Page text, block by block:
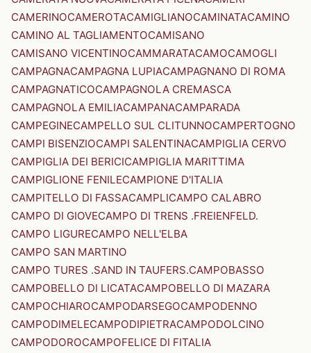
CAMERINOCAMEROTACAMIGLIANOCAMINATACAMINO
CAMINO AL TAGLIAMENTOCAMISANO
CAMISANO VICENTINOCAMMARATACAMOCAMOGLI
CAMPAGNACAMPAGNA LUPIACAMPAGNANO DI ROMA
CAMPAGNATICOCAMPAGNOLA CREMASCA
CAMPAGNOLA EMILIACAMPANACAMPARADA
CAMPEGINECAMPELLO SUL CLITUNNOCAMPERTOGNO
CAMPI BISENZIOCAMPI SALENTINACAMPIGLIA CERVO
CAMPIGLIA DEI BERICICAMPIGLIA MARITTIMA
CAMPIGLIONE FENILECAMPIONE D'ITALIA
CAMPITELLO DI FASSACAMPLICAMPO CALABRO
CAMPO DI GIOVECAMPO DI TRENS .FREIENFELD.
CAMPO LIGURECAMPO NELL'ELBA
CAMPO SAN MARTINO
CAMPO TURES .SAND IN TAUFERS.CAMPOBASSO
CAMPOBELLO DI LICATACAMPOBELLO DI MAZARA
CAMPOCHIAROCAMPODARSEGOCAMPODENNO
CAMPODIMELECAMPODIPIETRACAMPODOLCINO
CAMPODOROCAMPOFELICE DI FITALIA